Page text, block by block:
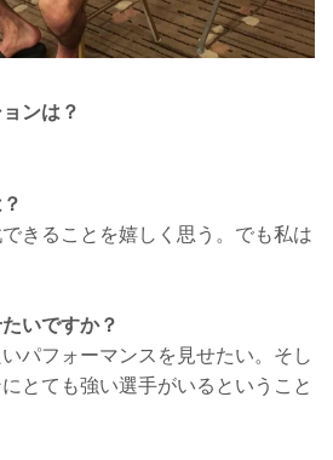
ンは？
きることを嬉しく思う。でも私は
いですか？
パフォーマンスを見せたい。そし
とても強い選手がいるということ